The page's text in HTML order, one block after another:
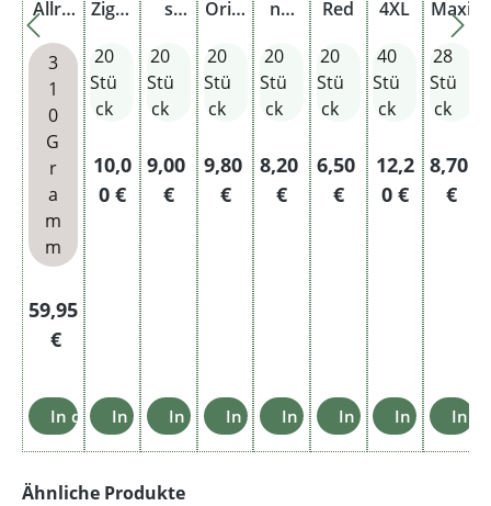
Allro
und
Maxi
Box
3
1
0
G
r
a
m
m
Regulärer Preis:
59,95
€
In den Warenkorb
Zigar
by
Davi
doff
nal
Pack
20
Stü
ck
Regulärer Preis:
10,0
0 €
In den Warenkorb
s
nal
Pack
20
Stü
ck
Regulärer Preis:
9,00
€
In den Warenkorb
Origi
Pack
20
Stü
ck
Regulärer Preis:
9,80
€
In den Warenkorb
nal
20
Stü
ck
Regulärer Preis:
8,20
€
In den Warenkorb
Red
20
Stü
ck
Regulärer Preis:
6,50
€
In den Warenkorb
4XL
40
Stü
ck
Regulärer
12,2
0 €
In den
Maxi
28
Stü
ck
8,70
€
In
Produktgalerie überspringen
Ähnliche Produkte